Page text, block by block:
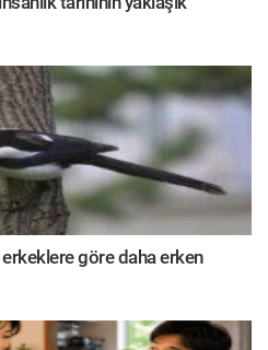
erkeklere göre daha erken